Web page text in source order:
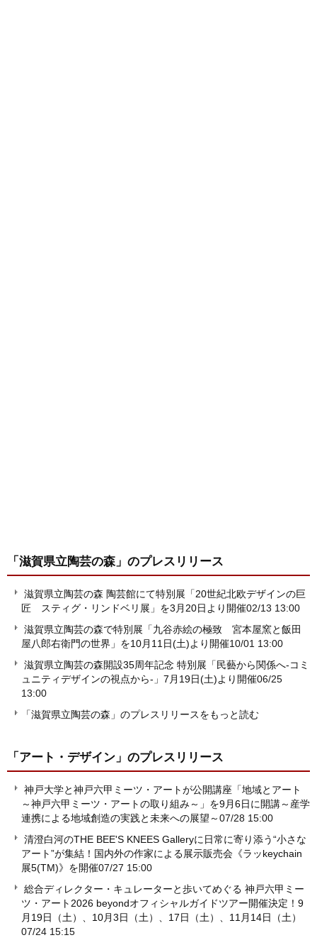
「滋賀県立陶芸の森」 のプレスリリース
滋賀県立陶芸の森 陶芸館にて特別展「20世紀北欧デザインの巨
匠 スティグ・リンドベリ展」を3月20日より開催02/13 13:00
滋賀県立陶芸の森で特別展「九谷赤絵の極致 宮本屋窯と飯田
屋八郎右衛門の世界」を10月11日(土)より開催10/01 13:00
滋賀県立陶芸の森開設35周年記念 特別展「民藝から関係へ-コミ
ュニティデザインの視点から-」7月19日(土)より開催06/25
13:00
「滋賀県立陶芸の森」のプレスリリースをもっと読む
「アート・デザイン」 のプレスリリース
神戸大学と神戸六甲ミーツ・アートが公開講座「地域とアート
～神戸六甲ミーツ・アートの取り組み～」を9月6日に開講～産学
連携による地域創造の実践と未来への展望～07/28 15:00
清澄白河のTHE BEE'S KNEES Galleryに日常に寄り添う“小さな
アート”が集結！国内外の作家による展示販売会《ラッkeychain
展5(TM)》を開催07/27 15:00
総合ディレクター・キュレーターと歩いてめぐる 神戸六甲ミー
ツ・アート2026 beyondオフィシャルガイドツアー開催決定！9
月19日（土）、10月3日（土）、17日（土）、11月14日（土）
07/24 15:15